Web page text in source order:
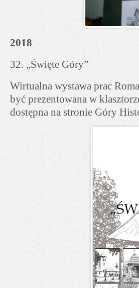
2018
32. „Święte Góry”
Wirtualna wystawa prac
być prezentowana w
dostępna na stronie Góry